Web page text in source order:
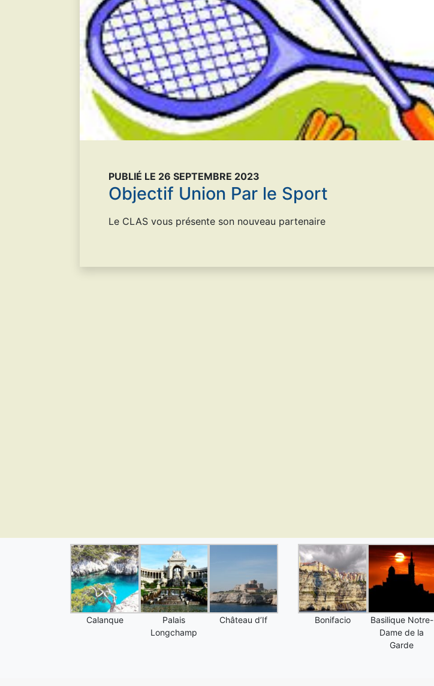
PUBLIÉ LE 26 SEPTEMBRE 2023
Objectif Union Par le Sport
Le CLAS vous présente son nouveau partenaire
Calanque
Palais
Longchamp
Château d’If Bonifacio
Basilique Notre-
Dame de la
Garde